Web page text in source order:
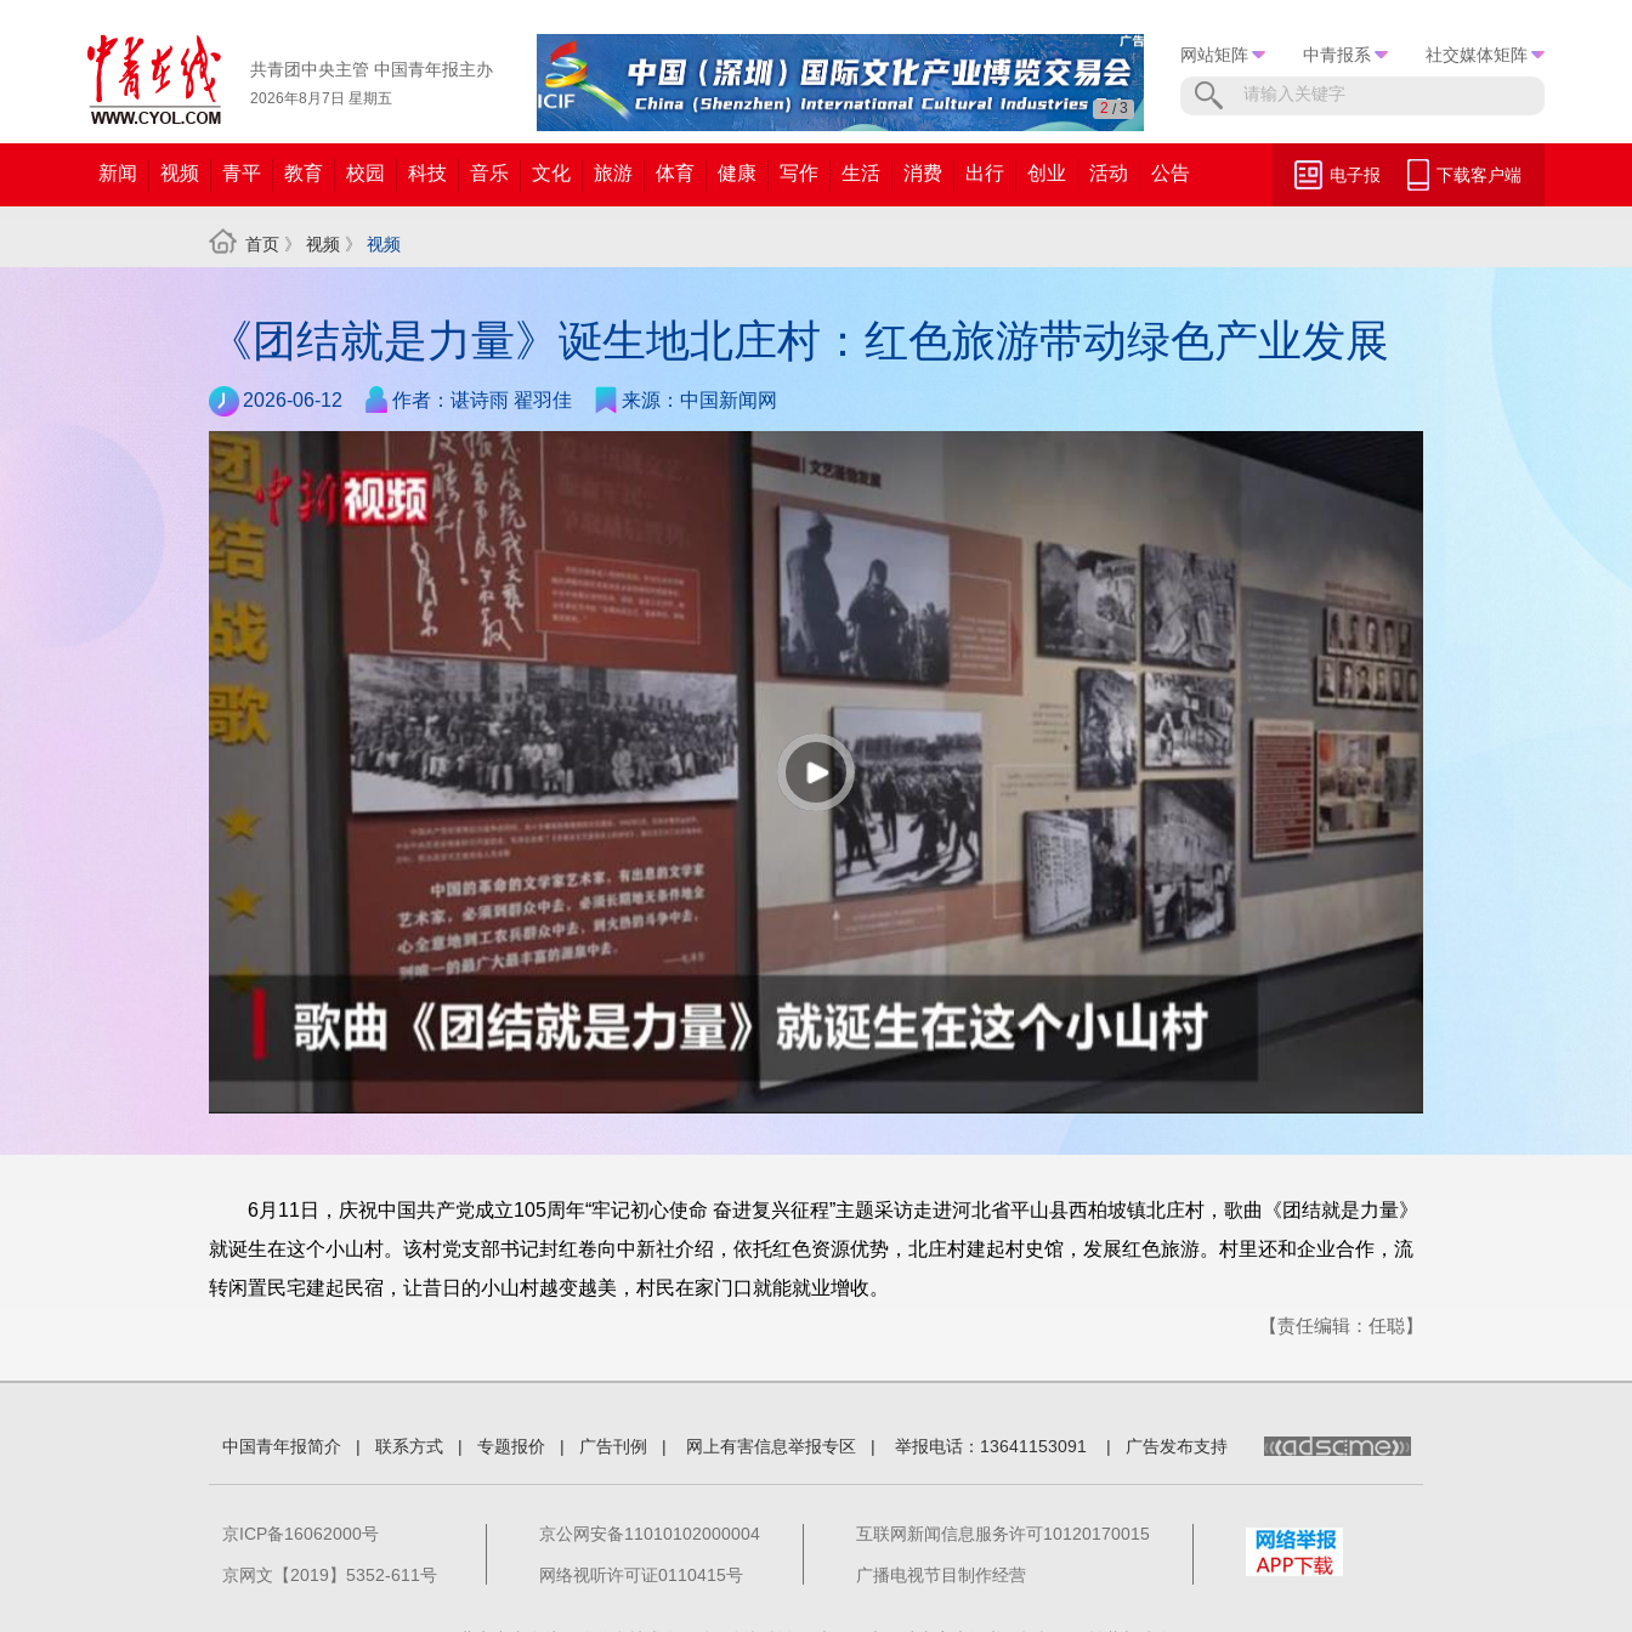
共青团中央主管 中国青年报主办
2026年8月7日 星期五
3 / 3
网站矩阵 中青报系 社交媒体矩阵
新闻 视频 青平 教育 校园 科技 音乐 文化 旅游 体育 健康 写作 生活 消费 出行 创业 活动 公告 电子报 下载客户端
首页 》 视频 》 视频
《团结就是力量》诞生地北庄村：红色旅游带动绿色产业发展
2026-06-12 作者：谌诗雨 翟羽佳 来源：中国新闻网
6月11日，庆祝中国共产党成立105周年“牢记初心使命 奋进复兴征程”主题采访走进河北省平山县西柏坡镇北庄村，歌曲《团结就是力量》
就诞生在这个小山村。该村党支部书记封红卷向中新社介绍，依托红色资源优势，北庄村建起村史馆，发展红色旅游。村里还和企业合作，流
转闲置民宅建起民宿，让昔日的小山村越变越美，村民在家门口就能就业增收。
【责任编辑：任聪】
中国青年报简介 | 联系方式 | 专题报价 | 广告刊例 | 网上有害信息举报专区 | 举报电话：13641153091 | 广告发布支持
京ICP备16062000号
京网文【2019】5352-611号
京公网安备11010102000004
网络视听许可证0110415号
互联网新闻信息服务许可10120170015
广播电视节目制作经营